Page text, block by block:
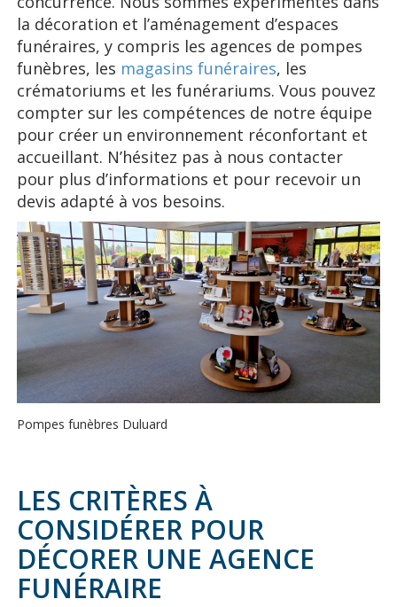
la décoration et l’aménagement d’espaces
funéraires, y compris les agences de pompes
funèbres, les magasins funéraires, les
crématoriums et les funérariums. Vous pouvez
compter sur les compétences de notre équipe
pour créer un environnement réconfortant et
accueillant. N’hésitez pas à nous contacter
pour plus d’informations et pour recevoir un
devis adapté à vos besoins.
Pompes funèbres Duluard
LES CRITÈRES À
CONSIDÉRER POUR
DÉCORER UNE AGENCE
FUNÉRAIRE